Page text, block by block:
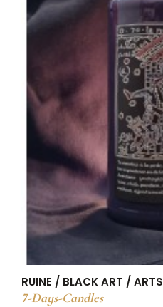
RUINE / BLACK ART /
7-Days-Candles